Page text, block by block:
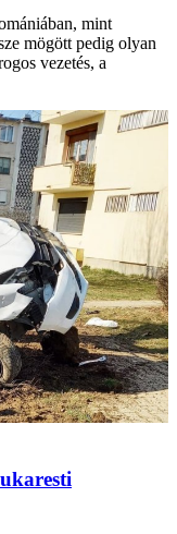
mint
mögött pedig olyan
vezetés, a